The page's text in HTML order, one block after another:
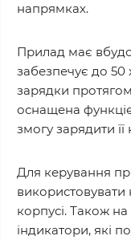
напрямках.
Прилад має
забезпечує до 50
зарядки
оснащена
змогу зарядити її
Для керування
корпусі. Також
індикатори, які